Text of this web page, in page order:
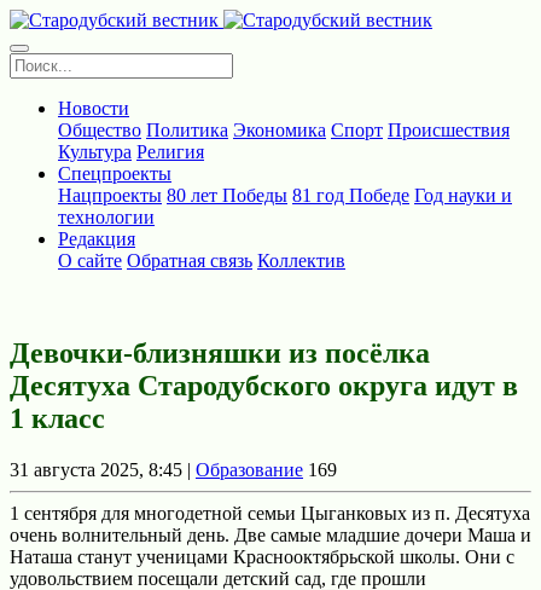
Новости
Общество Политика Экономика Спорт Происшествия
Культура Религия
Спецпроекты
Нацпроекты 80 лет Победы 81 год Победе Год науки и
технологии
Редакция
О сайте Обратная связь Коллектив
Девочки-близняшки из посёлка
Десятуха Стародубского округа идут в
1 класс
31 августа 2025, 8:45 | Образование 169
1 сентября для многодетной семьи Цыганковых из п. Десятуха
очень волнительный день. Две самые младшие дочери Маша и
Наташа станут ученицами Краснооктябрьской школы. Они с
удовольствием посещали детский сад, где прошли